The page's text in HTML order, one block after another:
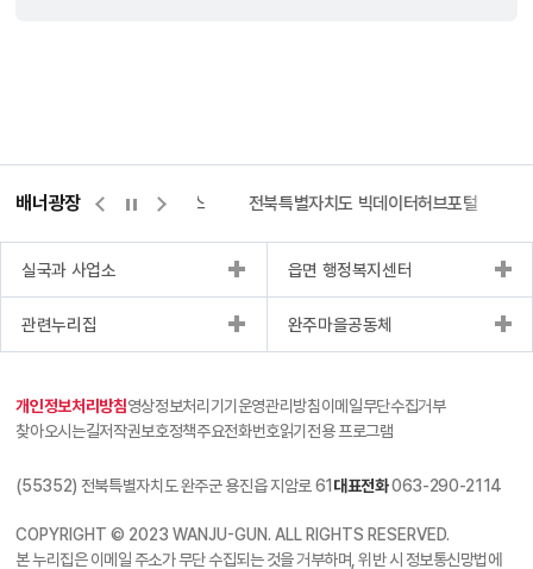
배너광장
량바로처리센터 위택스 전북특별자치도 빅데이터허브포털
실국과 사업소 읍면 행정복지센터
관련누리집 완주마을공동체
개인정보처리방침영상정보처리기기운영관리방침이메일무단수집거부
찾아오시는길저작권보호정책주요전화번호읽기전용 프로그램
(55352) 전북특별자치도 완주군 용진읍 지암로 61대표전화063-290-2114
COPYRIGHT © 2023 WANJU-GUN. ALL RIGHTS RESERVED.
본 누리집은 이메일 주소가 무단 수집되는 것을 거부하며, 위반 시 정보통신망법에